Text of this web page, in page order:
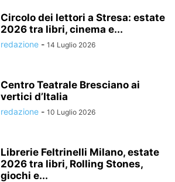
Circolo dei lettori a Stresa: estate
2026 tra libri, cinema e...
redazione - 14 Luglio 2026
Centro Teatrale Bresciano ai
vertici d’Italia
redazione - 10 Luglio 2026
Librerie Feltrinelli Milano, estate
2026 tra libri, Rolling Stones,
giochi e...